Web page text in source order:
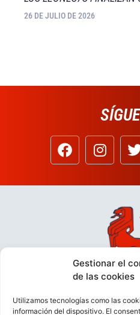
Gestionar el
de las cookies
Utilizamos tecnologías como las
información del dispositivo. El
26 DE JULIO DE 2026